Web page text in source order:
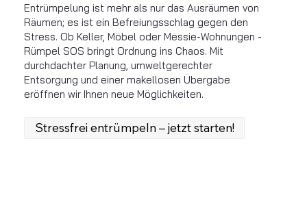
Entrümpelung ist mehr als nur das Ausräumen von
Räumen; es ist ein Befreiungsschlag gegen den
Stress. Ob Keller, Möbel oder Messie-Wohnungen -
Rümpel SOS bringt Ordnung ins Chaos. Mit
durchdachter Planung, umweltgerechter
Entsorgung und einer makellosen Übergabe
eröffnen wir Ihnen neue Möglichkeiten.
Stressfrei entrümpeln – jetzt starten!